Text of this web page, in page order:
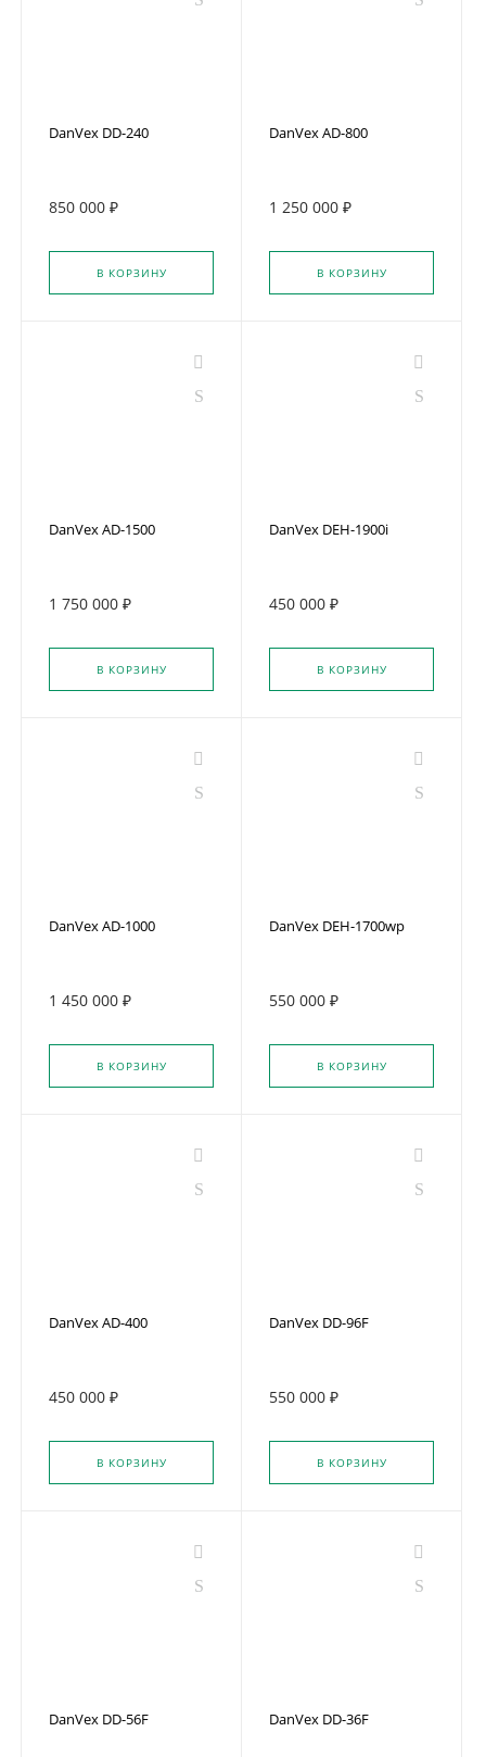
DanVex DD-240
850 000 ₽
В КОРЗИНУ
DanVex AD-800
1 250 000 ₽
В КОРЗИНУ
DanVex AD-1500
1 750 000 ₽
В КОРЗИНУ
DanVex DEH-1900i
450 000 ₽
В КОРЗИНУ
DanVex AD-1000
1 450 000 ₽
В КОРЗИНУ
DanVex DEH-1700wp
550 000 ₽
В КОРЗИНУ
DanVex AD-400
450 000 ₽
В КОРЗИНУ
DanVex DD-96F
550 000 ₽
В КОРЗИНУ
DanVex DD-56F DanVex DD-36F